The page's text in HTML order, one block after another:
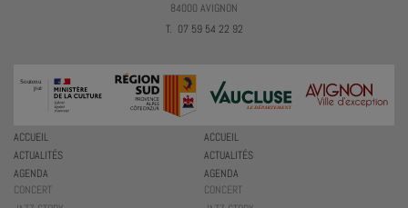
84000 AVIGNON
T. 07 59 54 22 92
ACCUEIL
ACTUALITÉS
AGENDA
CONCERT
ACCUEIL
ACTUALITÉS
AGENDA
CONCERT